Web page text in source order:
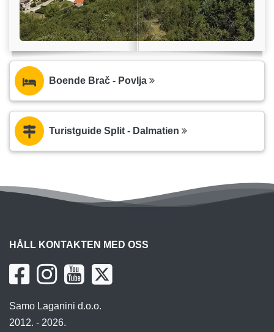
Boende Brač - Povlja
Turistguide Split - Dalmatien
HÅLL KONTAKTEN MED OSS
Samo Laganini d.o.o.
2012. - 2026.